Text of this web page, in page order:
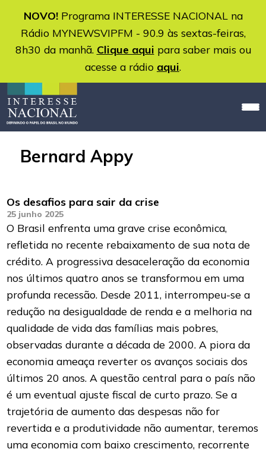
NOVO!Programa INTERESSE NACIONAL na
Rádio MYNEWSVIPFM - 90.9 às sextas-feiras,
8h30 da manhã. Clique aqui para saber mais ou
acesse a rádio aqui.
Bernard Appy
Os desafios para sair da crise
25 junho 2025
O Brasil enfrenta uma grave crise econômica,
refletida no recente rebaixamento de sua nota de
crédito. A progressiva desaceleração da economia
nos últimos quatro anos se transformou em uma
profunda recessão. Desde 2011, interrompeu-se a
redução na desigualdade de renda e a melhoria na
qualidade de vida das famílias mais pobres,
observadas durante a década de 2000. A piora da
economia ameaça reverter os avanços sociais dos
últimos 20 anos. A questão central para o país não
é um eventual ajuste fiscal de curto prazo. Se a
trajetória de aumento das despesas não for
revertida e a produtividade não aumentar, teremos
uma economia com baixo crescimento, recorrente